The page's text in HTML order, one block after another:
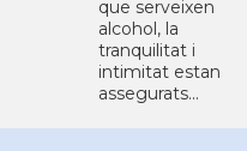
que serveixen
alcohol, la
tranquilitat i
intimitat estan
assegurats...